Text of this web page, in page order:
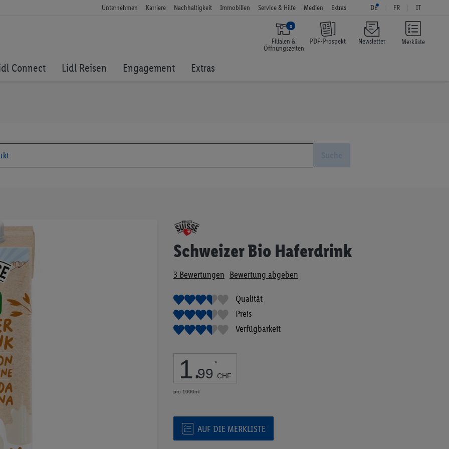
Merkliste
Unternehmen Karriere Nachhaltigkeit Immobilien Service & Hilfe Medien Extras DE FR IT
x
Filialen &
Öffnungszeiten
PDF-Prospekt Newsletter
Connect Lidl Reisen Engagement Extras
Schweizer Bio Haferdrink
3 Bewertungen Bewertung abgeben
Qualität
Preis
Verfügbarkeit
1.99
*
CHF
pro 1000ml
AUF DIE MERKLISTE
Anfang
Bildgalerie